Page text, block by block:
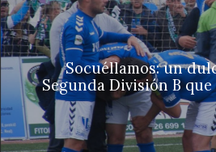
Socuéllamos: un
Segunda División B